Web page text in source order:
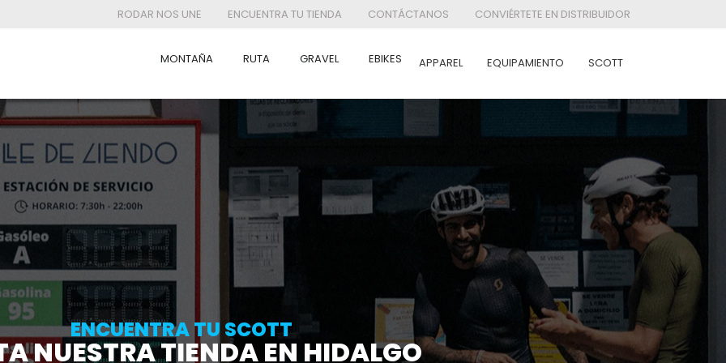
RODAR NOS UNE ENCUENTRA TU TIENDA CONTÁCTANOS CONVIÉRTETE EN DISTRIBUIDOR
MONTAÑA RUTA GRAVEL EBIKES APPAREL EQUIPAMIENTO SCOTT
ENCUENTRA TU SCOTT
NUESTRA TIENDA EN HIDALGO